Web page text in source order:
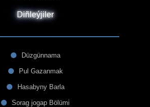
Diñleýjiler
Düzgünnama
Pul Gazanmak
Hasabyny Barla
Sorag jogap Bölümi